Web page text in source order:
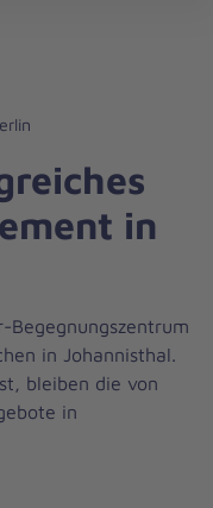
in
Begegnungszentrum
in Johannisthal.
bleiben die von
in